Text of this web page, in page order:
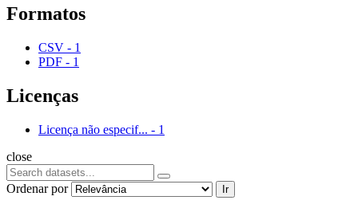
Formatos
CSV - 1
PDF - 1
Licenças
Licença não especif... - 1
close
Ordenar por Ir